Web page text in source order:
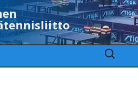
Haku: